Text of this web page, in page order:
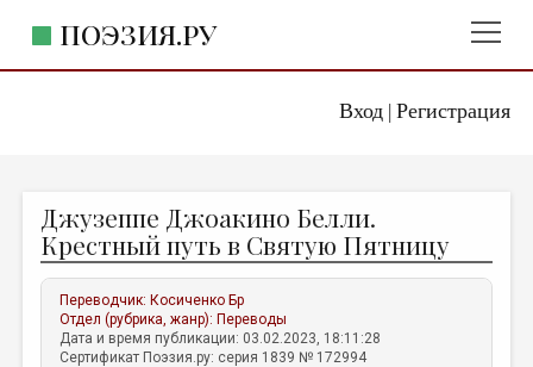
Вход| Регистрация
ПОЭЗИЯ.РУ
ЖАНРЫ
АВТОРЫ
КОММЕНТАРИИ
ЛИТСАЛОН
Джузеппе Джоакино Белли.
Крестный путь в Святую Пятницу
Переводчик: Косиченко Бр
Отдел (рубрика, жанр): Переводы
Дата и время публикации: 03.02.2023, 18:11:28
Сертификат Поэзия.ру: серия 1839 № 172994